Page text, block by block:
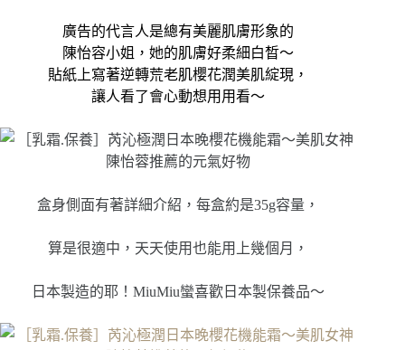
廣告的代言人是總有美麗肌膚形象的
陳怡容小姐，她的肌膚好柔細白晳～
貼紙 上寫著逆轉荒老肌櫻花潤美肌綻現，
讓人看了會心動想用用看～
盒身側面有著詳細介紹，每盒約是35g容量，
算是很適中，天天使用也能用上幾個月，
日本製造的耶！MiuMiu蠻喜歡日本製保養品～